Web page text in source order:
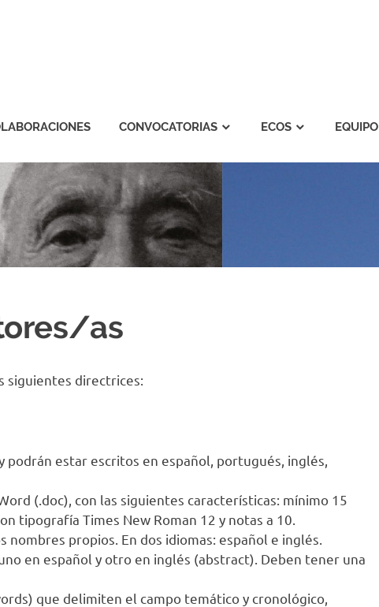
CONVOCATORIAS ECOS EQUIPO
as
siguientes directrices:
estar escritos en español, portugués, inglés,
(.doc), con las siguientes características: mínimo 15
tipografía Times New Roman 12 y notas a 10.
propios. En dos idiomas: español e inglés.
en español y otro en inglés (abstract). Deben tener una
que delimiten el campo temático y cronológico,